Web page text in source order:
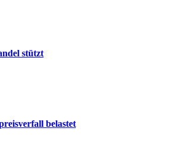
stützt
belastet